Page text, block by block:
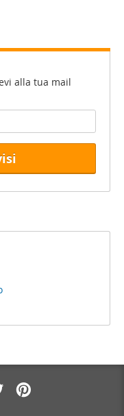
alla tua mail